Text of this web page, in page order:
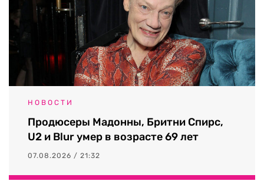
НОВОСТИ
Продюсеры Мадонны, Бритни Спирс,
U2 и Blur умер в возрасте 69 лет
07.08.2026 / 21:32